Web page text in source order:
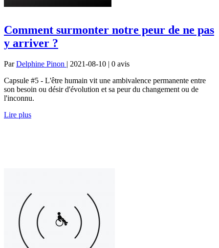
Comment surmonter notre peur de ne pas
y arriver ?
ParDelphine Pinon | 2021-08-10 | 0 avis
Capsule #5 - L'être humain vit une ambivalence permanente entre
son besoin ou désir d'évolution et sa peur du changement ou de
l'inconnu.
Lire plus